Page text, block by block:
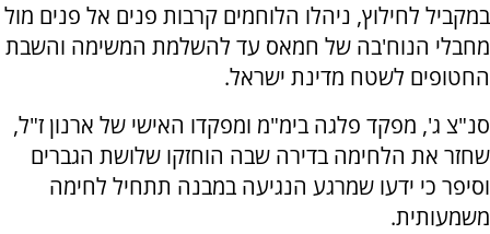
במקביל לחילוץ, ניהלו הלוחמים קרבות פנים אל פנים מול
מחבלי הנוח'בה של חמאס עד להשלמת המשימה והשבת
החטופים לשטח מדינת ישראל.
סנ"צ ג', מפקד פלגה בימ"מ ומפקדו האישי של ארנון ז"ל,
שחזר את הלחימה בדירה שבה הוחזקו שלושת הגברים
וסיפר כי ידעו שמרגע הנגיעה במבנה תתחיל לחימה
משמעותית.